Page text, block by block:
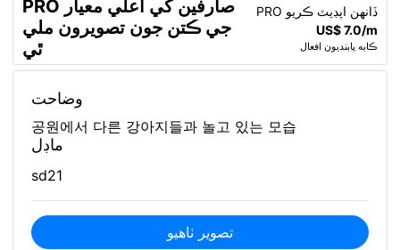
PRO صارفين کي اعلي معيار
جي ڪتن جون تصويرون ملي
ٿي
PRO ڏانهن اپڊيٽ ڪريو
US$ 7.0/m
ڪابه پابنديون افعال
وضاحت
공원에서 다른 강아지들과 놀고 있는 모습
ماڊل
sd21
تصوير ٺاھيو